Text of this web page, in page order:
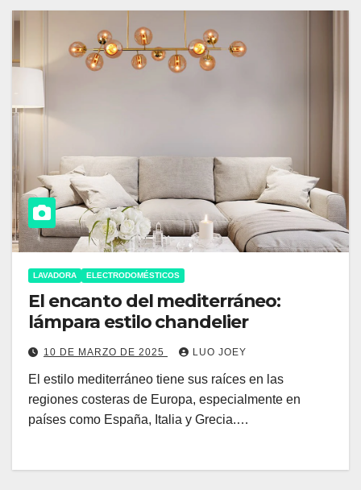
LAVADORA ELECTRODOMÉSTICOS
El encanto del mediterráneo:
lámpara estilo chandelier
10 DE MARZO DE 2025 LUO JOEY
El estilo mediterráneo tiene sus raíces en las
regiones costeras de Europa, especialmente en
países como España, Italia y Grecia.…